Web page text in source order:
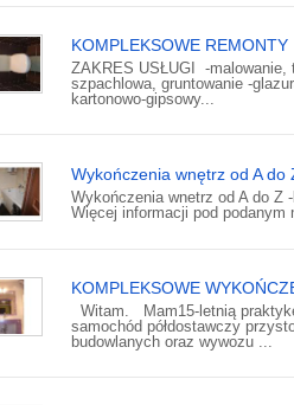
KOMPLEKSOWE REMONTY
ZAKRES USŁUGI -malowanie,
szpachlowa, gruntowanie -
kartonowo-gipsowy...
Wykończenia wnętrz od A do
Wykończenia wnetrz od A do Z
Więcej informacji pod podanym
KOMPLEKSOWE
Witam. Mam15-letnią
samochód półdostawczy
budowlanych oraz wywozu ...